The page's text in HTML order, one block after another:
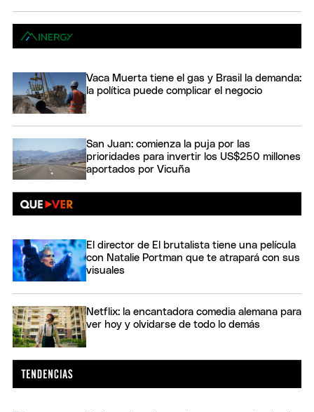
Vaca Muerta tiene el gas y Brasil la demanda:
la política puede complicar el negocio
San Juan: comienza la puja por las
prioridades para invertir los US$250 millones
aportados por Vicuña
El director de El brutalista tiene una película
con Natalie Portman que te atrapará con sus
visuales
Netflix: la encantadora comedia alemana para
ver hoy y olvidarse de todo lo demás